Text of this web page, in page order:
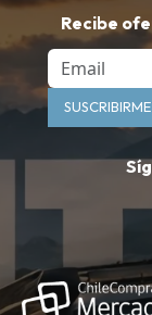
Recibe
Email
SUSCRIBIRME